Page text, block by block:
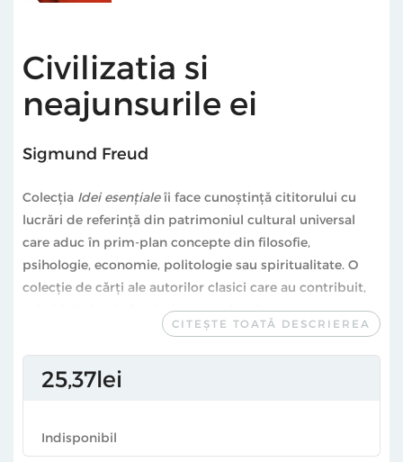
Civilizatia si
neajunsurile ei
Sigmund Freud
Colecţia Idei esenţialeîi face cunoștință cititorului cu
lucrări de referință din patrimoniul cultural universal
care aduc în prim-plan concepte din filosofie,
psihologie, economie, politologie sau spiritualitate. O
colecție de cărți ale autorilor clasici care au contribuit,
prin ideile lor, la fundamentarea lumii așa cum o
cunoaștem astăzi, idei către care, indiferent de vârstă,
ne îndreptăm pentru a dobândi o perspectivă completă
asupra prezentului schimbător, a trecutului încețoșat și
CITEȘTE TOATĂ DESCRIEREA
2537lei
Indisponibil